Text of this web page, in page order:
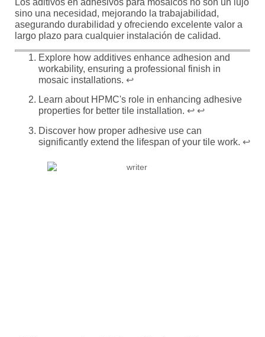
sino una necesidad, mejorando la trabajabilidad,
asegurando durabilidad y ofreciendo excelente valor a
largo plazo para cualquier instalación de calidad.
Explore how additives enhance adhesion and
workability, ensuring a professional finish in
mosaic installations. ↩
Learn about HPMC's role in enhancing adhesive
properties for better tile installation. ↩ ↩
Discover how proper adhesive use can
significantly extend the lifespan of your tile work. ↩